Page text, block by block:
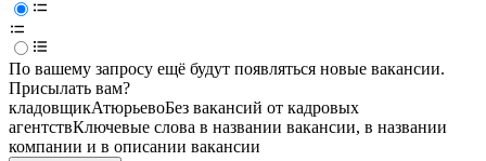
По вашему запросу ещё будут появляться новые вакансии.
Присылать вам?
кладовщикАтюрьевоБез вакансий от кадровых
агентствКлючевые слова в названии вакансии, в названии
компании и в описании вакансии